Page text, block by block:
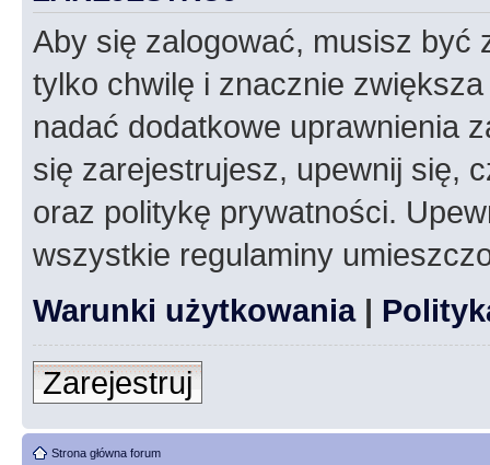
Aby się zalogować, musisz być
tylko chwilę i znacznie
nadać dodatkowe uprawnienia
się zarejestrujesz, upewnij się,
oraz politykę prywatności.
wszystkie regulaminy
Warunki użytkowania|
Zarejestruj
Strona główna forum